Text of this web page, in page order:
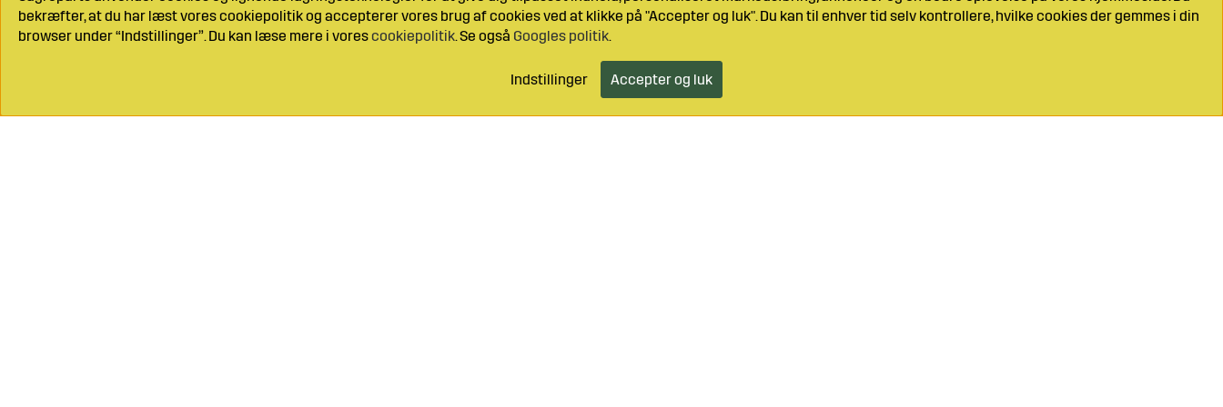
bekræfter, at du har læst vores cookiepolitik og accepterer vores brug af cookies ved at klikke på "Accepter og luk". Du kan til enhver tid selv kontrollere, hvilke cookies der gemmes i din
browser under “Indstillinger”. Du kan læse mere i vorescookiepolitik. Se også Googles politik.
Indstillinger Accepter og luk